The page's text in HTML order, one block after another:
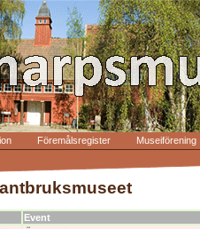
Föremålsregister Museiförening
Event